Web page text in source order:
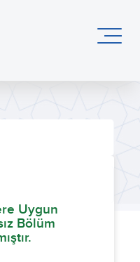
Uygun
Bölüm